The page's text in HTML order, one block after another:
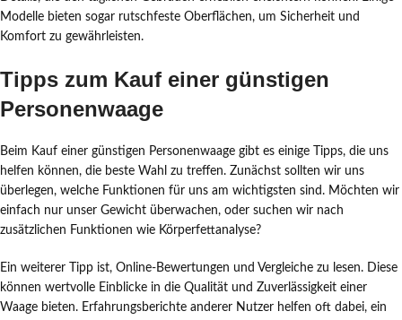
Modelle bieten sogar rutschfeste Oberflächen, um Sicherheit und
Komfort zu gewährleisten.
Tipps zum Kauf einer günstigen
Personenwaage
Beim Kauf einer günstigen Personenwaage gibt es einige Tipps, die uns
helfen können, die beste Wahl zu treffen. Zunächst sollten wir uns
überlegen, welche Funktionen für uns am wichtigsten sind. Möchten wir
einfach nur unser Gewicht überwachen, oder suchen wir nach
zusätzlichen Funktionen wie Körperfettanalyse?
Ein weiterer Tipp ist, Online-Bewertungen und Vergleiche zu lesen. Diese
können wertvolle Einblicke in die Qualität und Zuverlässigkeit einer
Waage bieten. Erfahrungsberichte anderer Nutzer helfen oft dabei, ein